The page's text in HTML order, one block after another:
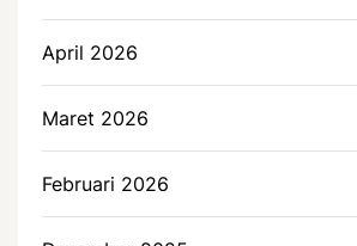
April 2026
Maret 2026
Februari 2026